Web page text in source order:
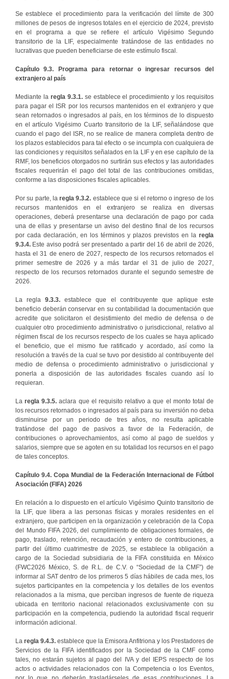
Se establece el procedimiento para la verificación del límite de 300
millones de pesos de ingresos totales en el ejercicio de 2024, previsto
en el programa a que se refiere el artículo Vigésimo Segundo
transitorio de la LIF, especialmente tratándose de las entidades no
lucrativas que pueden beneficiarse de este estímulo fiscal.
Capítulo 9.3. Programa para retornar o ingresar recursos del
extranjero al país
Mediante la regla 9.3.1.se establece el procedimiento y los requisitos
para pagar el ISR por los recursos mantenidos en el extranjero y que
sean retornados o ingresados al país, en los términos de lo dispuesto
en el artículo Vigésimo Cuarto transitorio de la LIF, señalándose que
cuando el pago del ISR, no se realice de manera completa dentro de
los plazos establecidos para tal efecto o se incumpla con cualquiera de
las condiciones y requisitos señalados en la LIF y en ese capítulo de la
RMF, los beneficios otorgados no surtirán sus efectos y las autoridades
fiscales requerirán el pago del total de las contribuciones omitidas,
conforme a las disposiciones fiscales aplicables.
Por su parte, laregla 9.3.2. establece que si el retorno o ingreso de los
recursos mantenidos en el extranjero se realiza en diversas
operaciones, deberá presentarse una declaración de pago por cada
una de ellas y presentarse un aviso del destino final de los recursos
por cada declaración, en los términos y plazos previstos en la regla
9.3.4. Este aviso podrá ser presentado a partir del 16 de abril de 2026,
hasta el 31 de enero de 2027, respecto de los recursos retornados el
primer semestre de 2026 y a más tardar el 31 de julio de 2027,
respecto de los recursos retornados durante el segundo semestre de
2026.
La regla9.3.3. establece que el contribuyente que aplique este
beneficio deberán conservar en su contabilidad la documentación que
acredite que solicitaron el desistimiento del medio de defensa o de
cualquier otro procedimiento administrativo o jurisdiccional, relativo al
régimen fiscal de los recursos respecto de los cuales se haya aplicado
el beneficio, que el mismo fue ratificado y acordado, así como la
resolución a través de la cual se tuvo por desistido al contribuyente del
medio de defensa o procedimiento administrativo o jurisdiccional y
ponerla a disposición de las autoridades fiscales cuando así lo
requieran.
Laregla 9.3.5. aclara que el requisito relativo a que el monto total de
los recursos retornados o ingresados al país para su inversión no deba
disminuirse por un periodo de tres años, no resulta aplicable
tratándose del pago de pasivos a favor de la Federación, de
contribuciones o aprovechamientos, así como al pago de sueldos y
salarios, siempre que se agoten en su totalidad los recursos en el pago
de tales conceptos.
Capítulo 9.4. Copa Mundial de la Federación Internacional de Fútbol
Asociación (FIFA) 2026
En relación a lo dispuesto en el artículo Vigésimo Quinto transitorio de
la LIF, que libera a las personas físicas y morales residentes en el
extranjero, que participen en la organización y celebración de la Copa
del Mundo FIFA 2026, del cumplimiento de obligaciones formales, de
pago, traslado, retención, recaudación y entero de contribuciones, a
partir del último cuatrimestre de 2025, se establece la obligación a
cargo de la Sociedad subsidiaria de la FIFA constituida en México
(FWC2026 México, S. de R.L. de C.V. o “Sociedad de la CMF”) de
informar al SAT dentro de los primeros 5 días hábiles de cada mes, los
sujetos participantes en la competencia y los detalles de los eventos
relacionados a la misma, que perciban ingresos de fuente de riqueza
ubicada en territorio nacional relacionados exclusivamente con su
participación en la competencia, pudiendo la autoridad fiscal requerir
información adicional.
La regla 9.4.3. establece que la Emisora Anfitriona y los Prestadores de
Servicios de la FIFA identificados por la Sociedad de la CMF como
tales, no estarán sujetos al pago del IVA y del IEPS respecto de los
actos o actividades relacionados con la Competencia o los Eventos,